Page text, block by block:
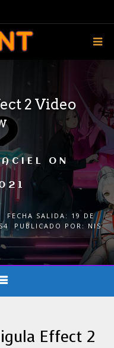
2 Video
ON
FECHA SALIDA: 19 DE
PUBLICADO POR: NIS
Effect 2